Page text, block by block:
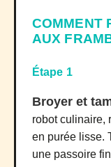
COMMENT
AUX
Étape 1
Broyer et
robot culinaire,
en purée lisse.
une passoire